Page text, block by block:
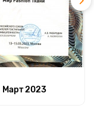
Март 2023